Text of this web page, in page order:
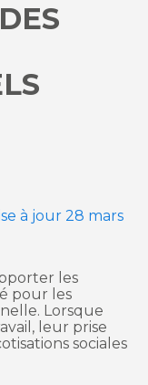
à jour 28 mars
les
pour les
Lorsque
leur prise
sociales